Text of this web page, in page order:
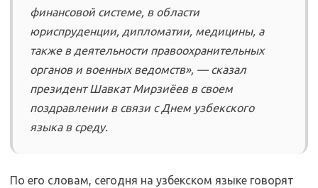
финансовой системе, в области
юриспруденции, дипломатии, медицины, а
также в деятельности правоохранительных
органов и военных ведомств», — сказал
президент Шавкат Мирзиёев в своем
поздравлении в связи с Днем узбекского
языка в среду.
По его словам, сегодня на узбекском языке говорят